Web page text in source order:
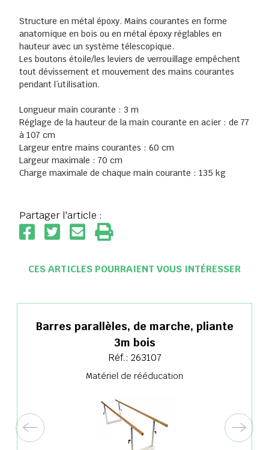
Structure en métal époxy. Mains courantes en forme
anatomique en bois ou en métal époxy réglables en
hauteur avec un système télescopique.
Les boutons étoile/les leviers de verrouillage empêchent
tout dévissement et mouvement des mains courantes
pendant l´utilisation.
Longueur main courante : 3 m
Réglage de la hauteur de la main courante en acier : de 77
à 107 cm
Largeur entre mains courantes : 60 cm
Largeur maximale : 70 cm
Charge maximale de chaque main courante : 135 kg
Partager l'article :
CES ARTICLES POURRAIENT VOUS INTÉRESSER
Barres parallèles, de marche, pliante
3m bois
Réf.: 263107
Matériel de rééducation